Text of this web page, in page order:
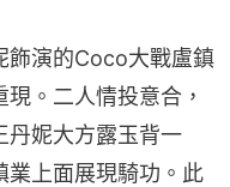
飾演的Coco大戰盧鎮
。二人情投意合，
丹妮大方露玉背一
業上面展現騎功。此